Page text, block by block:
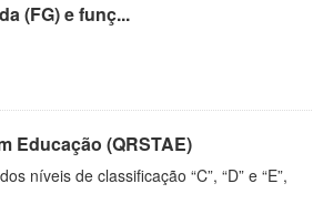
(FG) e funç...
Educação (QRSTAE)
níveis de classificação “C”, “D” e “E”,